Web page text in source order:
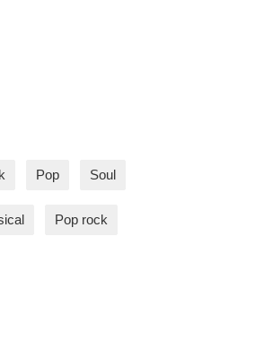
Pop Soul
Pop rock